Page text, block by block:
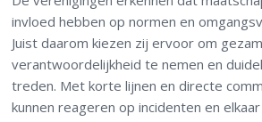
invloed hebben op normen en
Juist daarom kiezen zij ervoor om
verantwoordelijkheid te nemen en
treden. Met korte lijnen en directe
kunnen reageren op incidenten en